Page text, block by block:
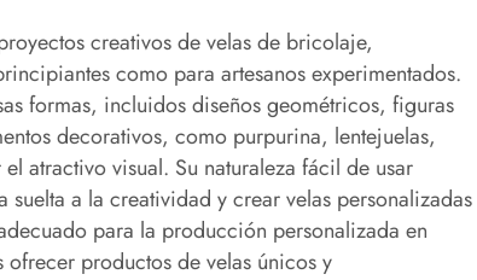
creativos de velas de bricolaje,
como para artesanos experimentados.
formas, incluidos diseños geométricos, figuras
decorativos, como purpurina, lentejuelas,
atractivo visual. Su naturaleza fácil de usar
a la creatividad y crear velas personalizadas
para la producción personalizada en
ofrecer productos de velas únicos y